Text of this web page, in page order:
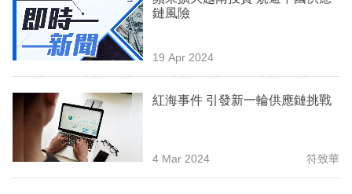
鏈風險
19 Apr 2024
紅海事件 引發新一輪供應鏈挑戰
4 Mar 2024 符致華